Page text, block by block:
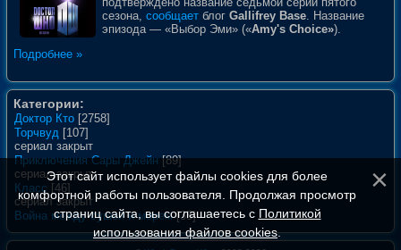
сезона, сообщает блог Gallifrey Base. Название
эпизода — «Выбор Эми» («Amy's Choice»).
Подробнее »
Категории:
Доктор Кто [2758]
Торчвуд [107]
сериал закрыт
Приключения Сары Джейн [89]
сериал закрыт
Класс [46]
сериал закрыт
Война между сушей и морем [35]
Этот сайт использует файлы cookies для более
комфортной работы пользователя. Продолжая просмотр
страниц сайта, вы соглашаетесь с Политикой
использования файлов cookies.